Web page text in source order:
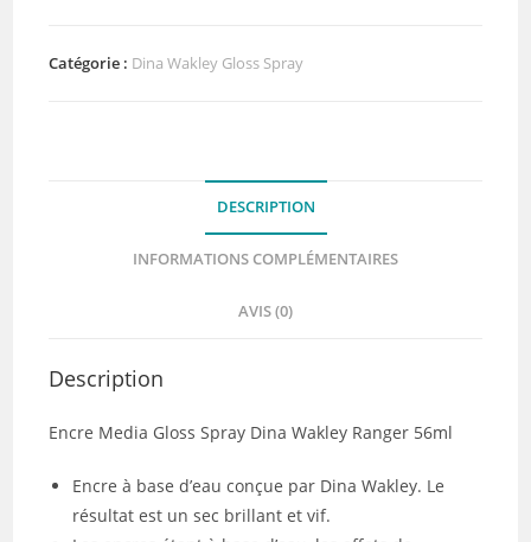
Wakley
Catégorie : Dina Wakley Gloss Spray
DESCRIPTION
INFORMATIONS COMPLÉMENTAIRES
AVIS (0)
Description
Encre Media Gloss Spray Dina Wakley Ranger 56ml
Encre à base d’eau conçue par Dina Wakley. Le
résultat est un sec brillant et vif.